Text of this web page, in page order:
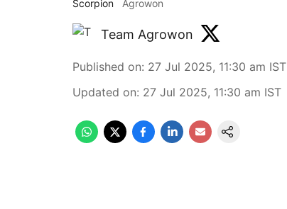
Scorpion Agrowon
Team Agrowon
Published on: 27 Jul 2025, 11:30 am IST
Updated on: 27 Jul 2025, 11:30 am IST